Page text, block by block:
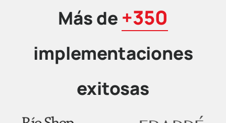
Más de +350
implementaciones
exitosas